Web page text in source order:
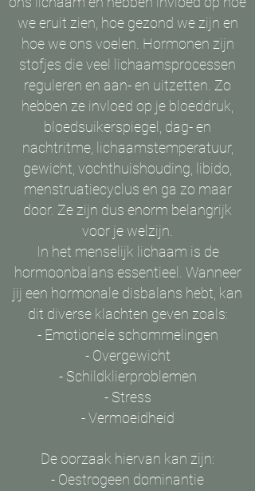
we eruit zien, hoe gezond we zijn en
hoe we ons voelen. Hormonen zijn
stofjes die veel lichaamsprocessen
reguleren en aan- en uitzetten. Zo
hebben ze invloed op je bloeddruk,
bloedsuikerspiegel, dag- en
nachtritme, lichaamstemperatuur,
gewicht, vochthuishouding, libido,
menstruatiecyclus en ga zo maar
door. Ze zijn dus enorm belangrijk
voor je welzijn.
In het menselijk lichaam is de
hormoonbalans essentieel. Wanneer
jij een hormonale disbalans hebt, kan
dit diverse klachten geven zoals:
- Emotionele schommelingen
- Overgewicht
- Schildklierproblemen
- Stress
- Vermoeidheid
De oorzaak hiervan kan zijn:
- Oestrogeen dominantie